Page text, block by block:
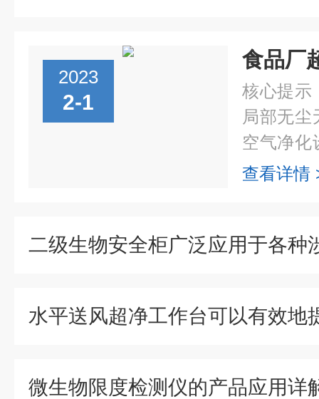
2023
2-1
核心提示
局部无尘
空气净化
生、生物
查看详情
微生物限度检测仪的产品应用详